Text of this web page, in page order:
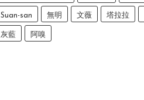
Suan-san 無明 文薇 塔拉拉
灰藍 阿嗅